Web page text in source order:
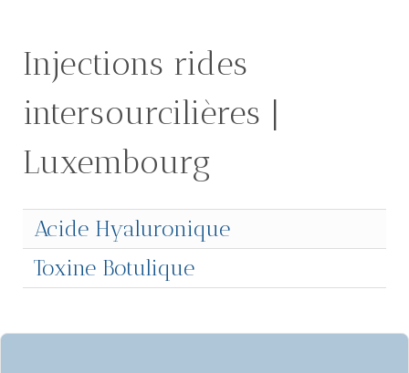
Injections rides
intersourcilières |
Luxembourg
Acide Hyaluronique
Toxine Botulique